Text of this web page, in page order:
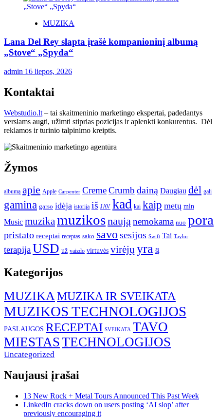
MUZIKA
Lana Del Rey slapta įrašė kompanioninį albumą
„Stove“ „Spyda“
admin 16 liepos, 2026
Kontaktai
Webstudio.lt – tai skaitmeninio marketingo ekspertai, padedantys
verslams augti, užimti stiprias pozicijas ir aplenkti konkurentus. Dėl
reklamos ir turinio talpinimo kreiptis.
Žymos
albumą apie Apple Carpenter CremeCrumb dainą Daugiau dėl gali
gamina garso idėja istorija iš JAV kad kai kaip metų mln
Music muzika muzikosnaują nemokama nuo pora
pristato receptai receptas sako savo sesijos Swift Tai Taylor
terapijaUSD už vaizdo virtuvės virėjų yra šį
Kategorijos
MUZIKA MUZIKA IR SVEIKATA
MUZIKOS TECHNOLOGIJOS
PASLAUGOS RECEPTAI SVEIKATA TAVO
MIESTASTECHNOLOGIJOS
Uncategorized
Naujausi įrašai
13 New Rock + Metal Tours Announced This Past Week
LinkedIn cracks down on users posting ‘AI slop’ after
previously encouraging it